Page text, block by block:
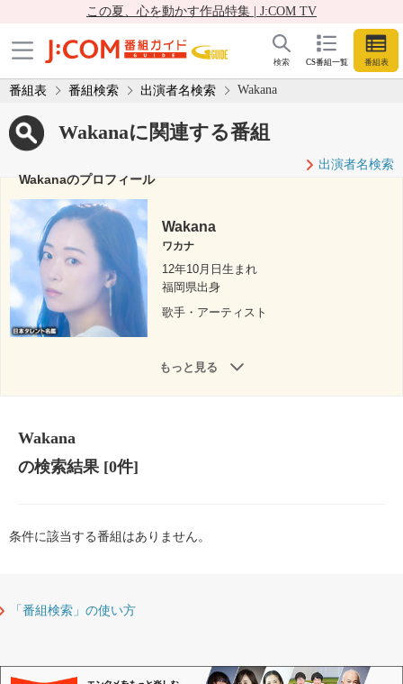
この夏、心を動かす作品特集 | J:COM TV
CS番組一覧 番組表
検索
番組表 番組検索 出演者名検索 Wakana
Wakanaに関連する番組
出演者名検索
Wakanaのプロフィール
Wakana
ワカナ
12年10月日生まれ
福岡県出身
歌手・アーティスト
もっと見る
Wakana
の検索結果[0件]
条件に該当する番組はありません。
「番組検索」の使い方